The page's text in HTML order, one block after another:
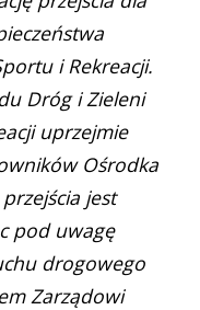
i Rekreacji.
Dróg i Zieleni
uprzejmie
Ośrodka
jest
pod uwagę
drogowego
Zarządowi